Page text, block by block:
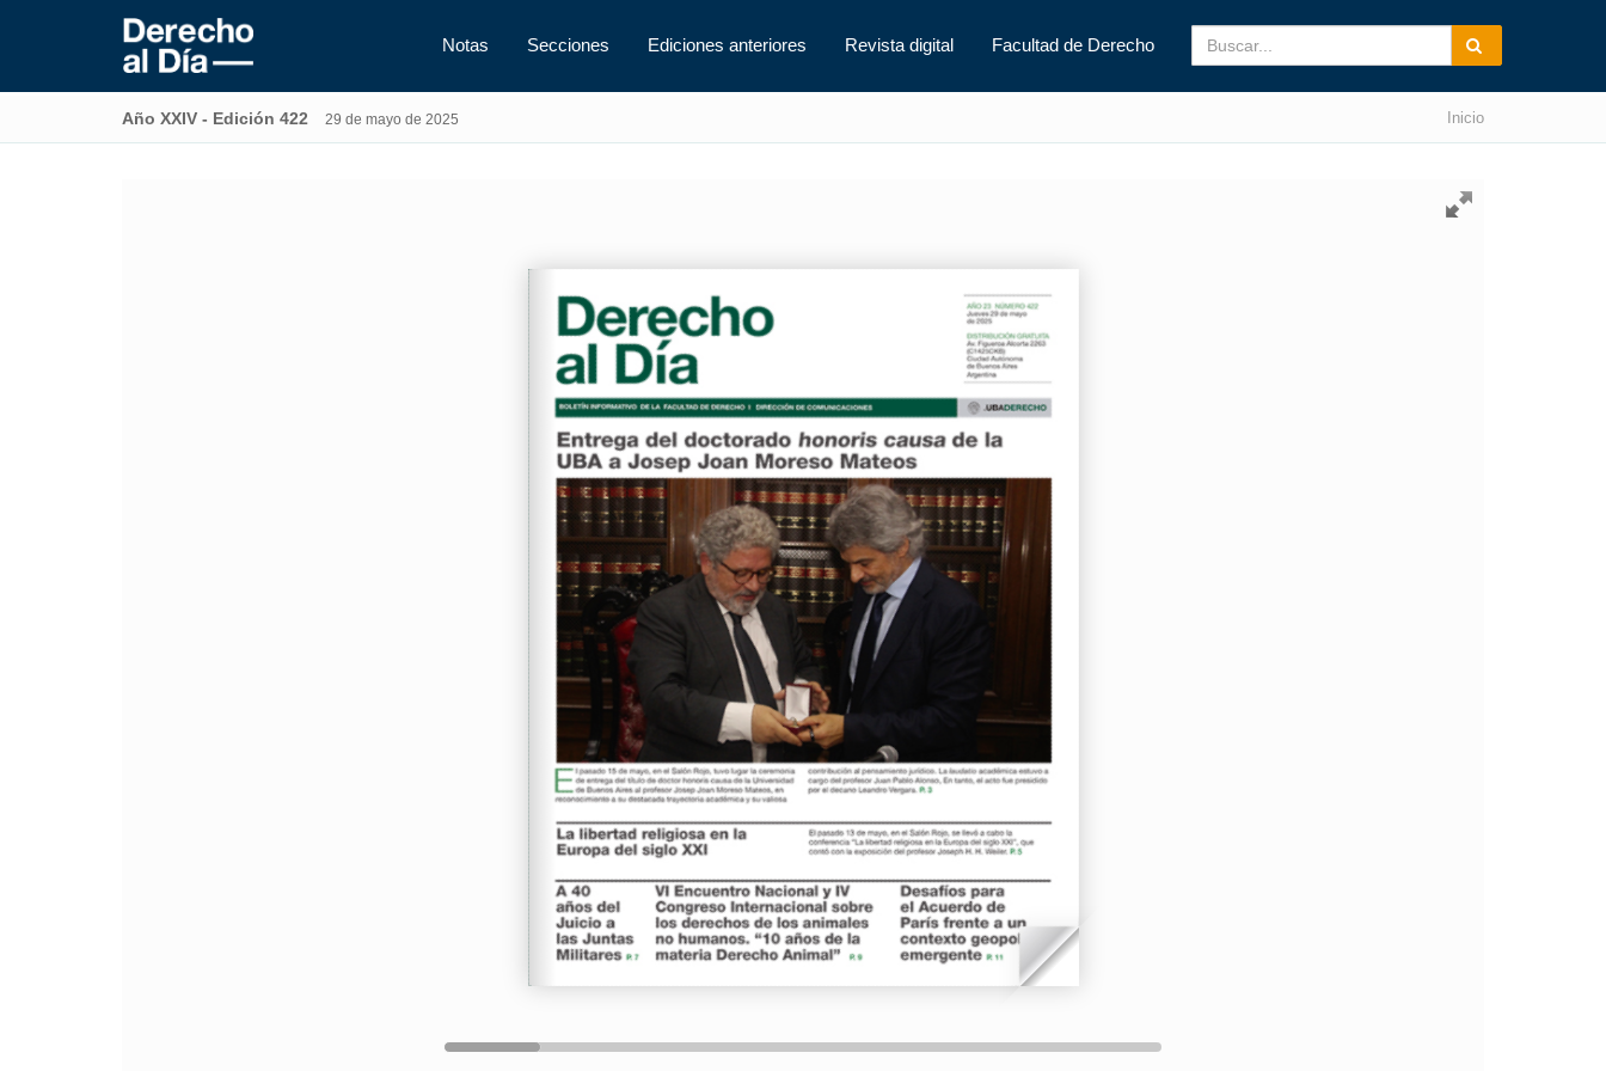
Notas Secciones Ediciones anteriores Revista digital Facultad de Derecho
Año XXIV - Edición 422 29 de mayo de 2025 Inicio